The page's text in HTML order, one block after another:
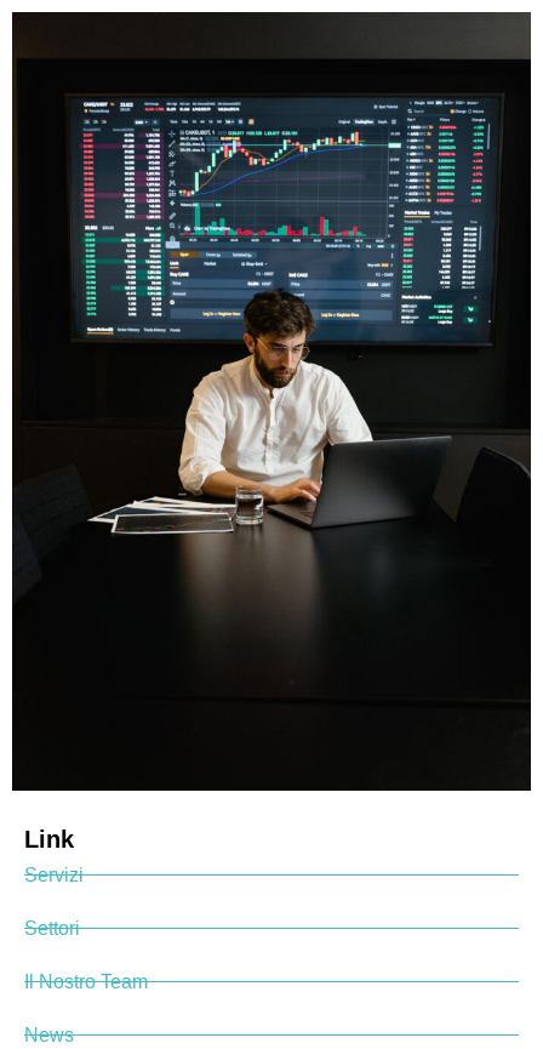
Link
Servizi
Settori
Il Nostro Team
News